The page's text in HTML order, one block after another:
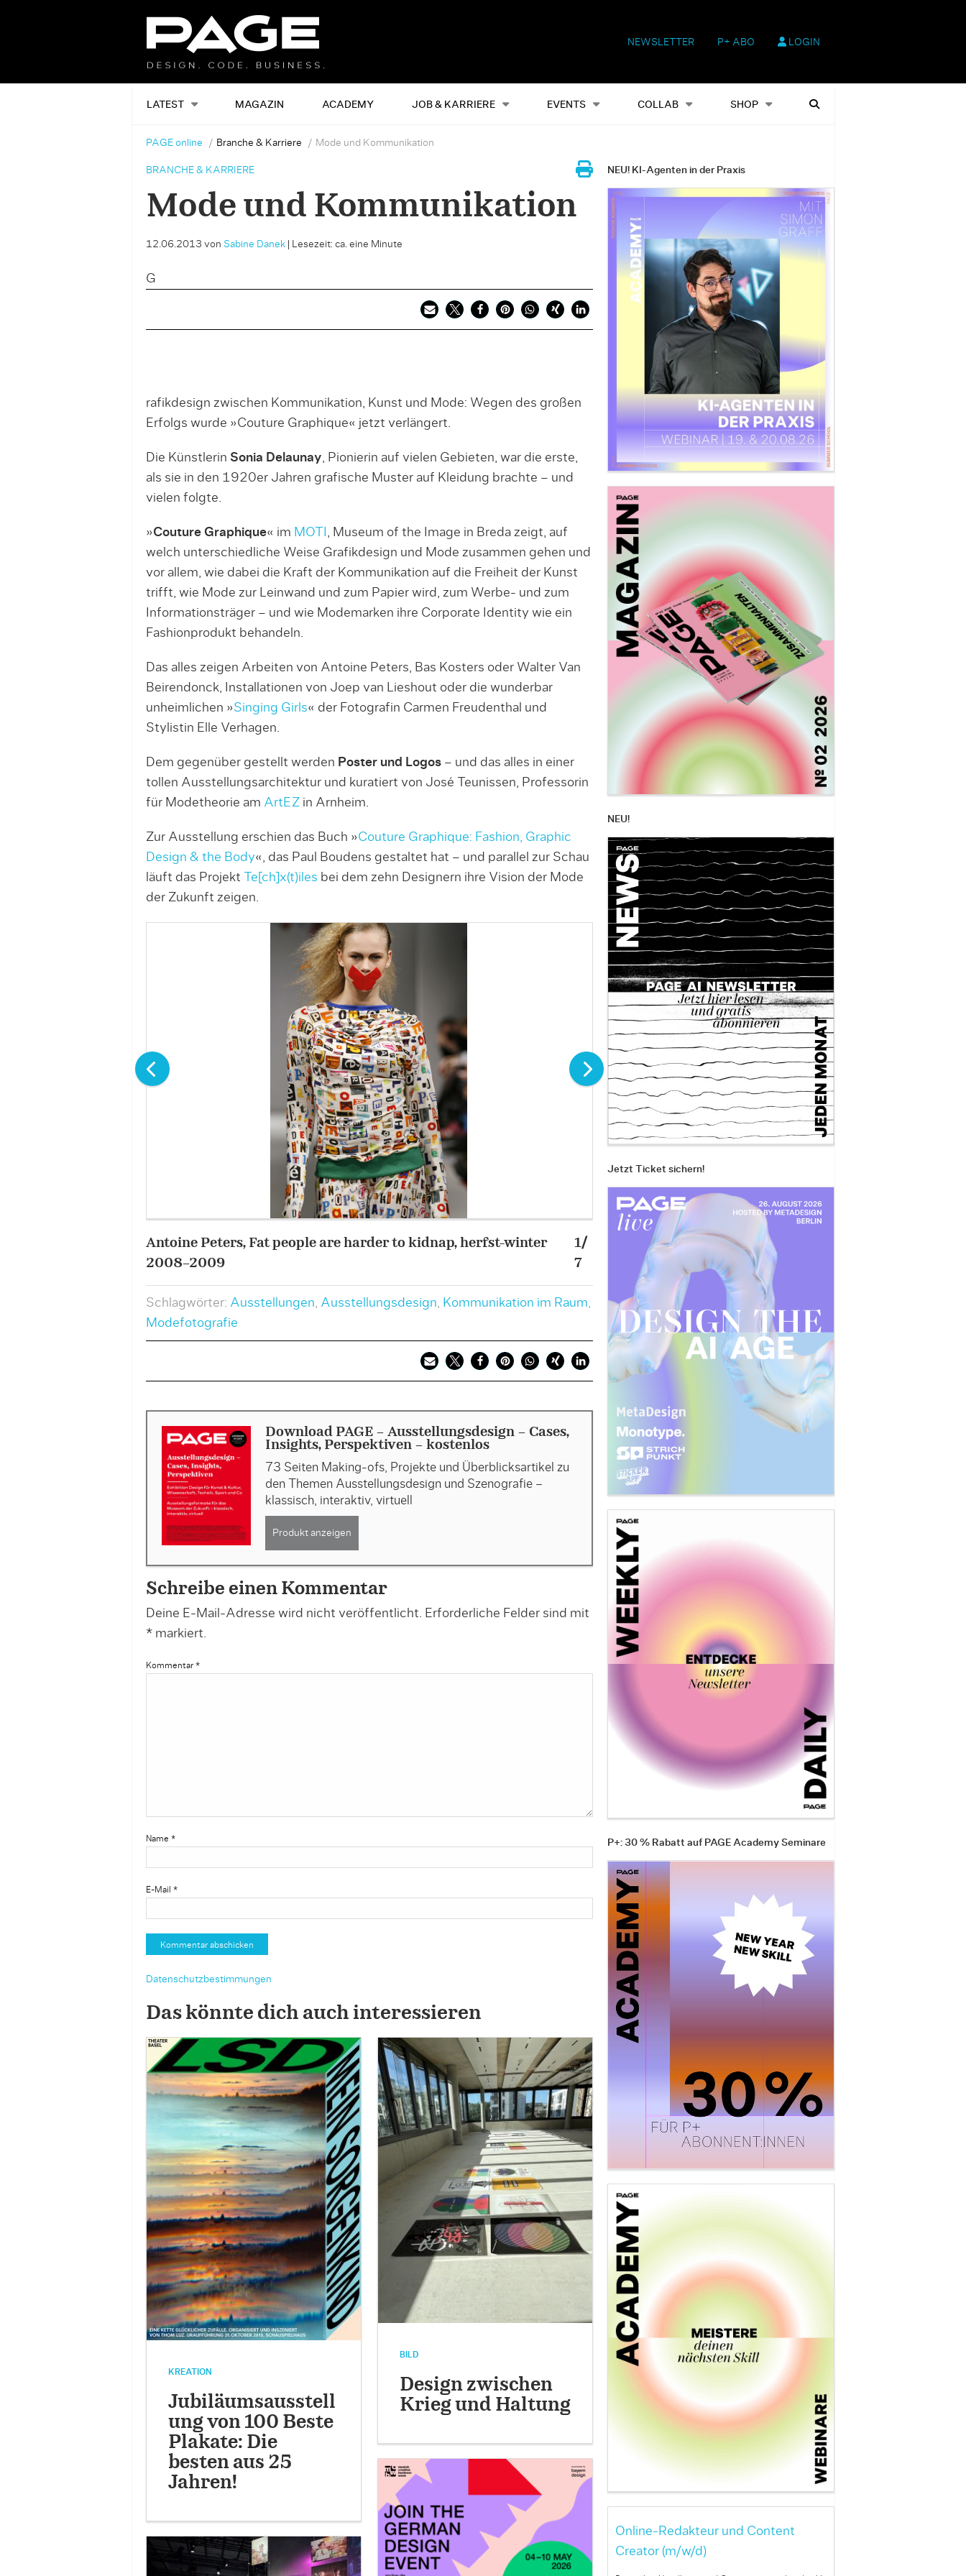
NEWSLETTER P+ ABO LOGIN
LATEST MAGAZIN ACADEMY JOB & KARRIERE EVENTS COLLAB SHOP
Alles Events Shop Heftausgaben Suchen
PAGE online Branche & Karriere Mode und Kommunikation
BRANCHE & KARRIERE
Mode und Kommunikation
12.06.2013 von Sabine Danek| Lesezeit: ca. eine Minute
G
rafikdesign zwischen Kommunikation, Kunst und Mode: Wegen des großen
Erfolgs wurde »Couture Graphique« jetzt verlängert.
Die Künstlerin Sonia Delaunay, Pionierin auf vielen Gebieten, war die erste,
als sie in den 1920er Jahren grafische Muster auf Kleidung brachte – und
vielen folgte.
»Couture Graphique« im MOTI , Museum of the Image in Breda zeigt, auf
welch unterschiedliche Weise Grafikdesign und Mode zusammen gehen und
vor allem, wie dabei die Kraft der Kommunikation auf die Freiheit der Kunst
trifft, wie Mode zur Leinwand und zum Papier wird, zum Werbe- und zum
Informationsträger – und wie Modemarken ihre Corporate Identity wie ein
Fashionprodukt behandeln.
Das alles zeigen Arbeiten von Antoine Peters, Bas Kosters oder Walter Van
Beirendonck, Installationen von Joep van Lieshout oder die wunderbar
unheimlichen »Singing Girls« der Fotografin Carmen Freudenthal und
Stylistin Elle Verhagen.
Dem gegenüber gestellt werden Poster und Logos– und das alles in einer
tollen Ausstellungsarchitektur und kuratiert von José Teunissen, Professorin
für Modetheorie am ArtEZin Arnheim.
Zur Ausstellung erschien das Buch »Couture Graphique: Fashion, Graphic
Design & the Body«, das Paul Boudens gestaltet hat – und parallel zur Schau
läuft das Projekt
Te[ch]x(t)iles bei dem zehn Designern ihre Vision der Mode
der Zukunft zeigen.
Antoine Peters, Fat people are harder to kidnap, herfst-winter
2008-2009
1/
7
Bas Kosters, 12Tree, herfst-winter 2012-2013,
Deurloo
Schlagwörter: Ausstellungen, Ausstellungsdesign, Kommunikation im Raum,
Modefotografie
Download PAGE - Ausstellungsdesign - Cases,
Insights, Perspektiven - kostenlos
73 Seiten Making-ofs, Projekte und Überblicksartikel zu
den Themen Ausstellungsdesign und Szenografie –
klassisch, interaktiv, virtuell
Produkt anzeigen
Schreibe einen Kommentar
Deine E-Mail-Adresse wird nicht veröffentlicht. Erforderliche Felder sind mit
*markiert.
Kommentar *
Name *
E-Mail *
Datenschutzbestimmungen
Das könnte dich auch interessieren
KREATION
Jubiläumsausstell
ung von 100 Beste
Plakate: Die
besten aus 25
Jahren!
BILD
Design zwischen
Krieg und Haltung
NEU! KI-Agenten in der Praxis
NEU!
Jetzt Ticket sichern!
P+: 30 % Rabatt auf PAGE Academy Seminare
Online-Redakteur und Content
Creator (m/w/d)